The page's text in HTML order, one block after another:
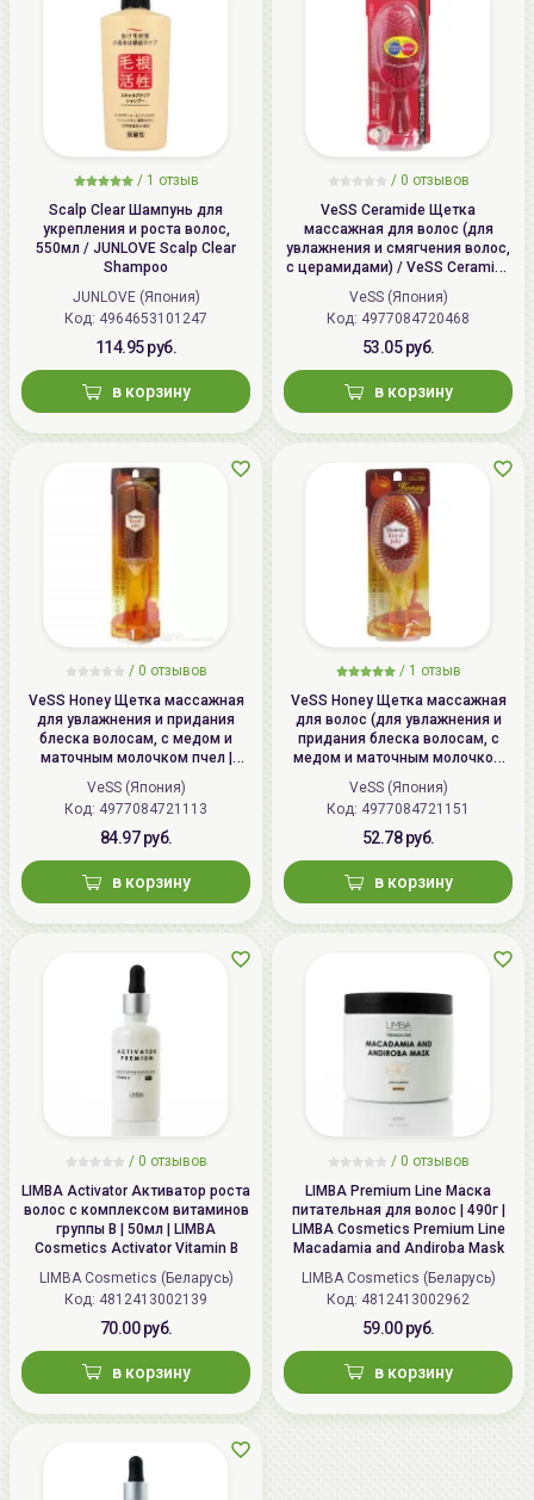
/ 1 отзыв
Scalp Clear Шампунь для
укрепления и роста волос,
550мл / JUNLOVE Scalp Clear
Shampoo
JUNLOVE (Япония)
Код: 4964653101247
114.95 руб.
в корзину
/ 0 отзывов
VeSS Ceramide Щетка
массажная для волос (для
увлажнения и смягчения волос,
с церамидами) / VeSS Ceramide
Brush, CRM-500
VeSS (Япония)
Код: 4977084720468
53.05 руб.
в корзину
/ 0 отзывов
VeSS Honey Щетка массажная
для увлажнения и придания
блеска волосам, с медом и
маточным молочком пчел |
Honey Brush, H-1000
VeSS (Япония)
Код: 4977084721113
84.97 руб.
в корзину
/ 1 отзыв
VeSS Honey Щетка массажная
для волос (для увлажнения и
придания блеска волосам, с
медом и маточным молочком
пчел) / VeSS Honey Brush, H-500
VeSS (Япония)
Код: 4977084721151
52.78 руб.
в корзину
/ 0 отзывов
LIMBA Activator Активатор роста
волос с комплексом витаминов
группы В | 50мл | LIMBA
Cosmetics Activator Vitamin B
LIMBA Cosmetics (Беларусь)
Код: 4812413002139
70.00 руб.
в корзину
/ 0 отзывов
LIMBA Premium Line Маска
питательная для волос | 490г |
LIMBA Cosmetics Premium Line
Macadamia and Andiroba Mask
LIMBA Cosmetics (Беларусь)
Код: 4812413002962
59.00 руб.
в корзину